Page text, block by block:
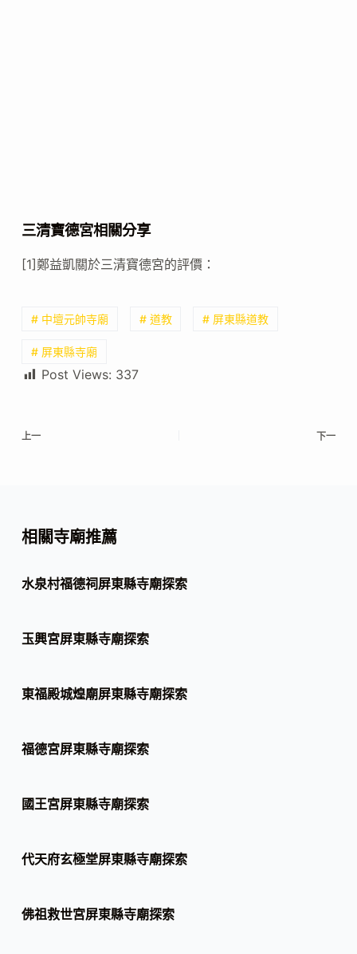
三清寶德宮相關分享
[1]鄭益凱關於三清寶德宮的評價：
# 中壇元帥寺廟 # 道教 # 屏東縣道教
# 屏東縣寺廟
Post Views: 337
上一 下一
相關寺廟推薦
水泉村福德祠屏東縣寺廟探索
玉興宮屏東縣寺廟探索
東福殿城煌廟屏東縣寺廟探索
福德宮屏東縣寺廟探索
國王宮屏東縣寺廟探索
代天府玄極堂屏東縣寺廟探索
佛祖救世宮屏東縣寺廟探索